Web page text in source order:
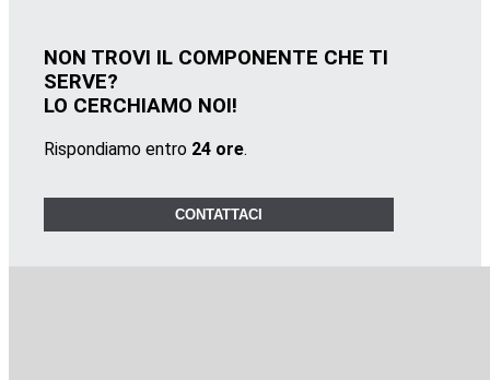
NON TROVI IL COMPONENTE CHE TI
SERVE?
LO CERCHIAMO NOI!
Rispondiamo entro 24 ore.
CONTATTACI